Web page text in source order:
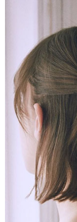
2.透過簡訊連結打開帳
帳／街口支付／iPASS
【注意事項】
1.本服務係由「台灣大
用戶於交易時，得透過
買賣價金債權讓與本公
2.基於同意付款使用「
資料（包含姓名、電話
由本公司與您本人進行
3.完整用戶服務條款，
結帳頁面，進行簡訊認
２．訂單成立數日內，
３．收到繳費通知簡訊
ATM／網路銀行／等多
※ 請注意：結帳手續完
購買商品的店家。未經
後付繳納相關費用。
※ 交易是否成功請以「
是否繳費成功／繳費後
客戶支援中心」 https://
【注意事項】
１．透過由恩沛科技股
易，需依本服務之必要
權轉讓予恩沛科技股份
２．關於個人資料處理
https://aftee.tw/terms/
３．未成年的使用者請
「AFTEE先享後付」，
４．使用「AFTEE先享
時審查核予不同之上限
每筆NT$60，滿
萊爾富取貨付款
每筆NT$60，滿
萊爾富純取貨
每筆NT$60，滿
7-11取貨付款
每筆NT$60，滿
7-11純取貨
每筆NT$60，滿
每筆NT$90，滿